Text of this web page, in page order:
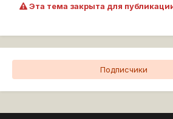
Эта тема закрыта для
Подписчики